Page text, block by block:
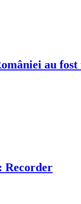
au
Recorder